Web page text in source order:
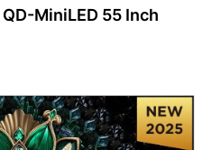
MiniLED 55 Inch